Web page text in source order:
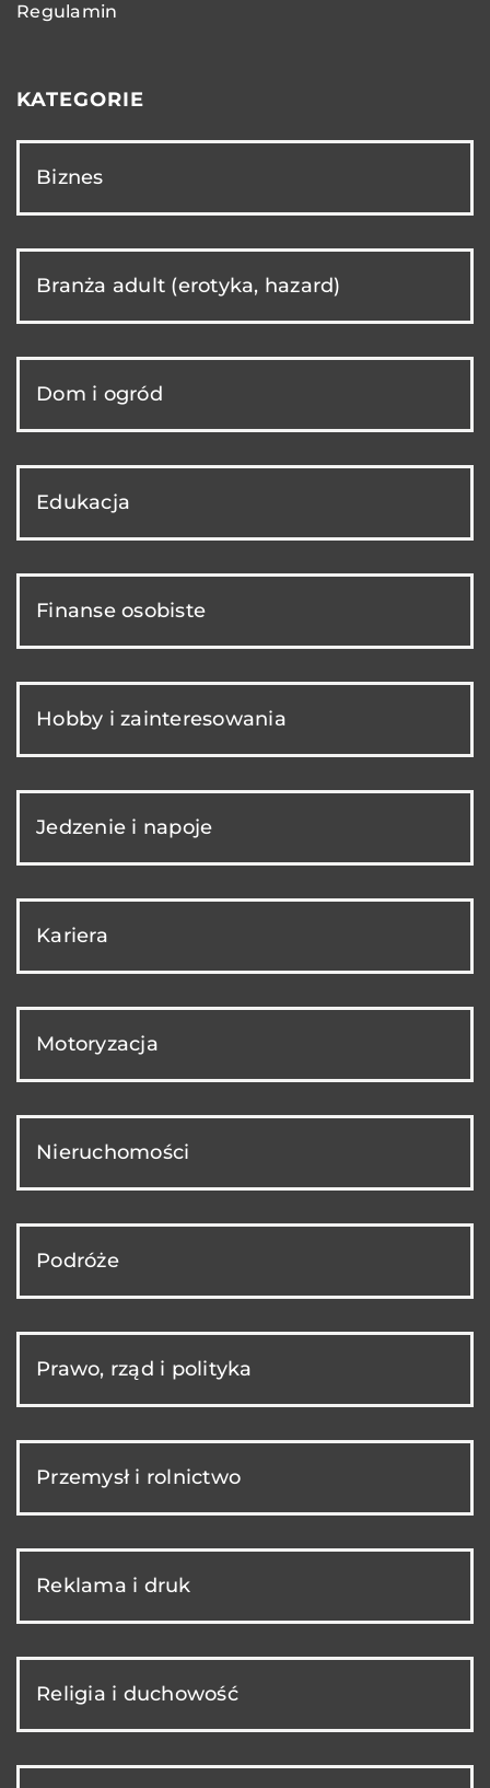
Regulamin
KATEGORIE
Biznes
Branża adult (erotyka, hazard)
Dom i ogród
Edukacja
Finanse osobiste
Hobby i zainteresowania
Jedzenie i napoje
Kariera
Motoryzacja
Nieruchomości
Podróże
Prawo, rząd i polityka
Przemysł i rolnictwo
Reklama i druk
Religia i duchowość